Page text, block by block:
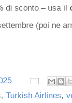
di sconto – usa il
(poi ne
, Turkish Airlines,